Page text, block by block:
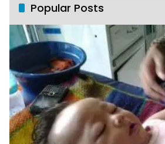
Popular Posts